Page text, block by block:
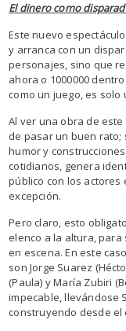
El dinero como
Este nuevo
y arranca con un
personajes, sino que
ahora o 1000000
como un juego, es
Al ver una obra de
de pasar un buen rato;
humor y
cotidianos, genera
público con los actores
excepción.
Pero claro, esto
elenco a la altura,
en escena. En este
son Jorge Suarez
(Paula) y María Zubiri
impecable, llevándose
construyendo desde el